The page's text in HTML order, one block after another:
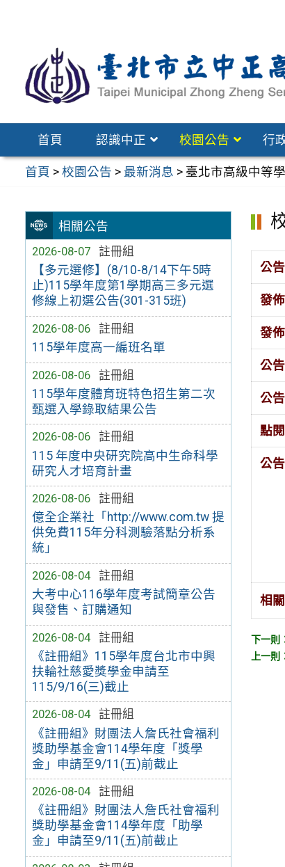
區
首頁 認識中正 校園公告 行
首頁 >校園公告 > 最新消息 > 臺北市高級中等
相關公告
2026-08-07
註冊組
【多元選修】(8/10-8/14下午5時
止)115學年度第1學期高三多元選
修線上初選公告(301-315班)
2026-08-06
註冊組
115學年度高一編班名單
2026-08-06
註冊組
115學年度體育班特色招生第二次
甄選入學錄取結果公告
2026-08-06
註冊組
115 年度中央研究院高中生命科學
研究人才培育計畫
2026-08-06
註冊組
億全企業社「http://www.com.tw 提
供免費115年分科測驗落點分析系
統」
2026-08-04
註冊組
大考中心116學年度考試簡章公告
與發售、訂購通知
2026-08-04
註冊組
《註冊組》115學年度台北市中興
扶輪社慈愛獎學金申請至
115/9/16(三)截止
2026-08-04
註冊組
《註冊組》財團法人詹氏社會福利
獎助學基金會114學年度「獎學
金」申請至9/11(五)前截止
2026-08-04
註冊組
《註冊組》財團法人詹氏社會福利
獎助學基金會114學年度「助學
金」申請至9/11(五)前截止
公
發
發
公
公
點
公
相